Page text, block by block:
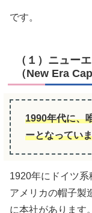
です。
（１）ニュー
（New Era Cap
1990年代に、
ーとなってい
1920年にドイツ
アメリカの帽子製
に本社があります。